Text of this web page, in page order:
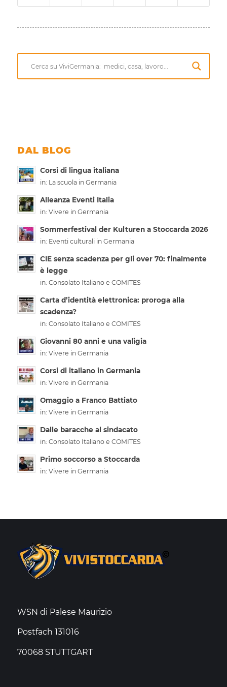
DAL BLOG
Corsi di lingua italiana
in: La scuola in Germania
Alleanza Eventi Italia
in: Vivere in Germania
Sommerfestival der Kulturen a Stoccarda 2026
in: Eventi culturali in Germania
CIE senza scadenza per gli over 70: finalmente
è legge
in: Consolato Italiano e COMITES
Carta d’identità elettronica: proroga alla
scadenza?
in: Consolato Italiano e COMITES
Giovanni 80 anni e una valigia
in: Vivere in Germania
Corsi di italiano in Germania
in: Vivere in Germania
Omaggio a Franco Battiato
in: Vivere in Germania
Dalle baracche al sindacato
in: Consolato Italiano e COMITES
Primo soccorso a Stoccarda
in: Vivere in Germania
WSN di Palese Maurizio
Postfach 131016
70068 STUTTGART